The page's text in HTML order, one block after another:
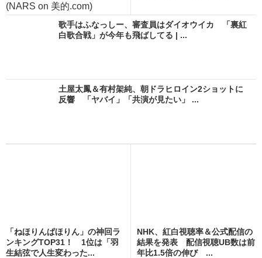
(NARS on 美的.com)
歌手はふなっしー、審査員はダイオウイカ 「裏紅
白歌合戦」が今年も飛ばしてる | ...
土屋太鳳＆有村架純、朝ドラヒロイン2ショットに
反響 「ヤバイ」「共演が見たい」 ...
「ねほりんぱほりん」の神回ラ
ンキングTOP31！ 1位は「羽
生結弦で人生変わった...
NHK、紅白視聴率＆公式配信の
結果を発表 配信視聴UB数は前
年比1.5倍の伸び ...